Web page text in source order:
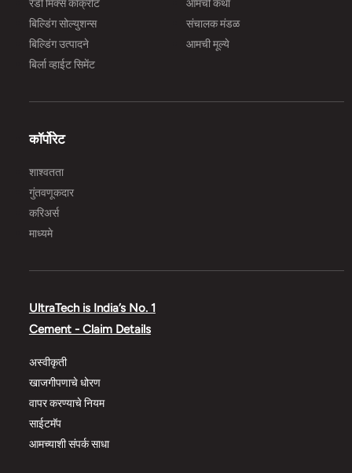
रेडी मिक्स काँक्रीट
बिल्डिंग सोल्युशन्स
बिल्डिंग उत्पादने
बिर्ला व्हाईट सिमेंट
आमची कथा
संचालक मंडळ
आमची मूल्ये
कॉर्पोरेट
शाश्वतता
गुंतवणूकदार
करिअर्स
माध्यमे
UltraTech is India’s No. 1
Cement - Claim Details
अस्वीकृती
खाजगीपणाचे धोरण
वापर करण्याचे नियम
साईटमॅप
आमच्याशी संपर्क साधा